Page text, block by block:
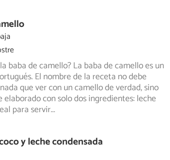
baba de camello? La baba de camello es un
El nombre de la receta no debe
que ver con un camello de verdad, sino
con solo dos ingredientes: leche
para servir...
y leche condensada